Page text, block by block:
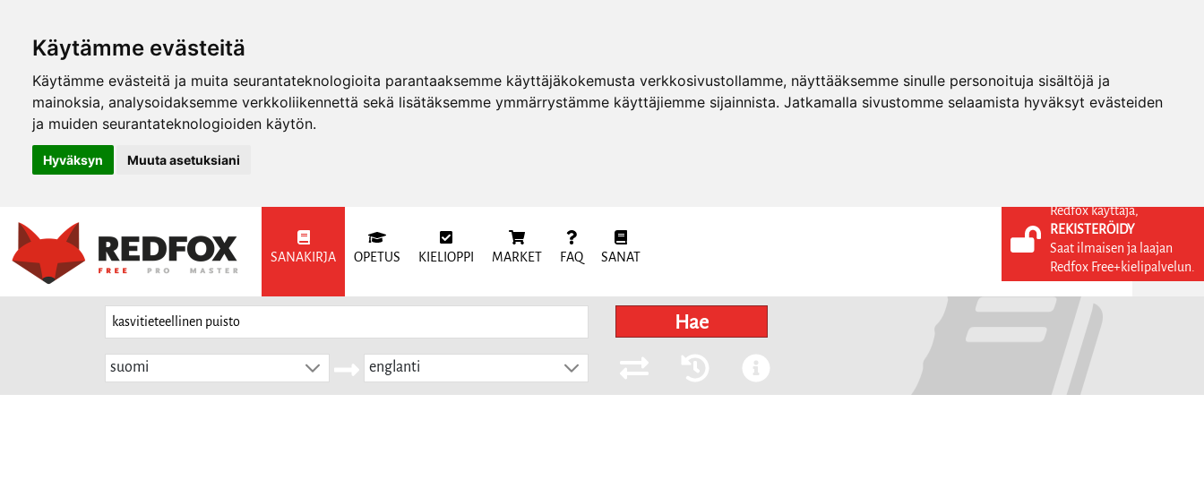
Käytämme evästeitä
Käytämme evästeitä ja muita seurantateknologioita parantaaksemme käyttäjäkokemusta verkkosivustollamme, näyttääksemme sinulle personoituja sisältöjä ja
mainoksia, analysoidaksemme verkkoliikennettä sekä lisätäksemme ymmärrystämme käyttäjiemme sijainnista. Jatkamalla sivustomme selaamista hyväksyt evästeiden
ja muiden seurantateknologioiden käytön.
Hyväksyn Muuta asetuksiani
SANAKIRJA OPETUS KIELIOPPI MARKET FAQ SANAT
KIRJAUDU SISÄÄN
REKISTERÖIDY
Hae
suomi englanti
Redfox käyttäjä,
REKISTERÖIDY
Saat ilmaisen ja laajan
Redfox Free+kielipalvelun.